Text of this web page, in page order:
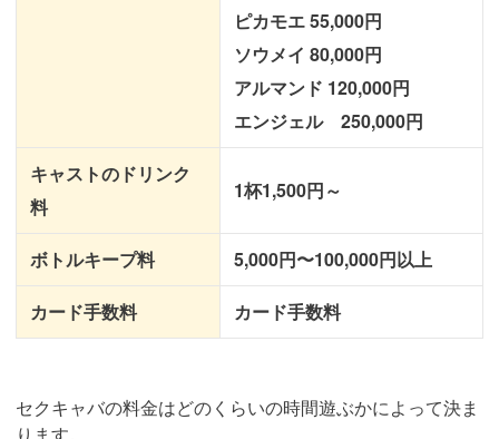
ピカモエ 55,000円
ソウメイ 80,000円
アルマンド 120,000円
エンジェル 250,000円
キャストのドリンク
料
1杯1,500円～
ボトルキープ料 5,000円〜100,000円以上
カード手数料 カード手数料
セクキャバの料金はどのくらいの時間遊ぶかによって決ま
ります。